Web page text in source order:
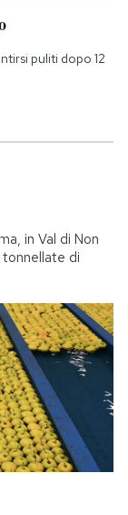
puliti dopo 12
in Val di Non
tonnellate di